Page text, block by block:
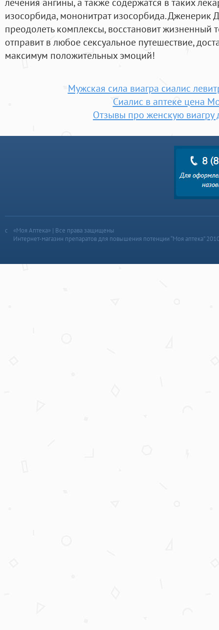
изосорбида, мононитрат изосорбида. Дженерик
преодолеть комплексы, восстановит жизненный
отправит в любое сексуальное путешествие,
максимум положительных эмоций!
Мужская сила виагра сиалис
Сиалис в аптеке цена
Отзывы про женскую виагру
«Моя Аптека» | Все права защищены
Интернет-магазин препаратов для повышения потенции “Моя аптека”